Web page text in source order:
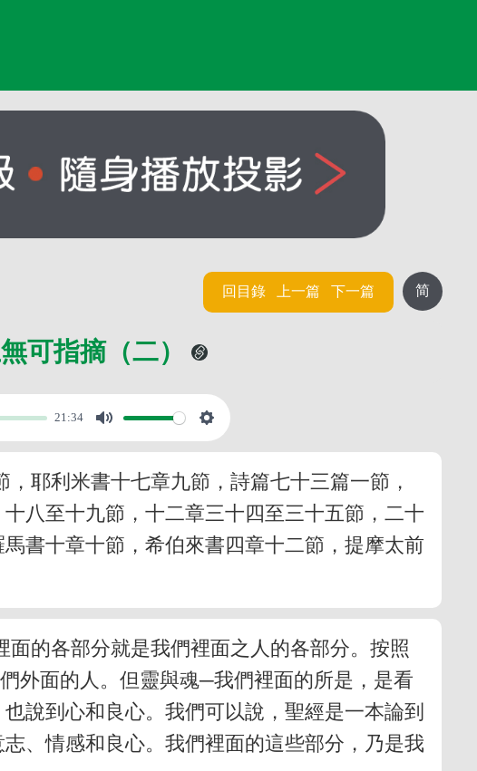
简
回目錄 上一篇 下一篇
可指摘（二）
21:34
耶利米書十七章九節，詩篇七十三篇一節，
八至十九節，十二章三十四至三十五節，二十
書十章十節，希伯來書四章十二節，提摩太前
的各部分就是我們裡面之人的各部分。按照
外面的人。但靈與魂─我們裡面的所是，是看
說到心和良心。我們可以說，聖經是一本論到
、情感和良心。我們裡面的這些部分，乃是我